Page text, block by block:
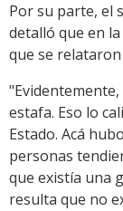
Por su parte, el
detalló que en
que se relataron
estafa. Eso lo
Estado. Acá
personas
que existía una
resulta que no